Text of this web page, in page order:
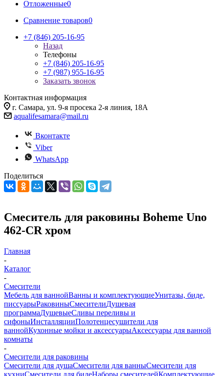
Отложенные0
Сравнение товаров0
+7 (846) 205-16-95
Назад
Телефоны
+7 (846) 205-16-95
+7 (987) 955-16-95
Заказать звонок
Контактная информация
г. Самара, ул. 9-я просека 2-я линия, 18А
aqualifesamara@mail.ru
Вконтакте
Viber
WhatsApp
Поделиться
Смеситель для раковины Boheme Uno
462-CR хром
Главная
-
Каталог
-
Смесители
Мебель для ваннойВанны и комплектующиеУнитазы, биде,
писсуарыРаковиныСмесителиДушевая
программаДушевыеСливы переливы и
сифоныИнсталляцииПолотенцесушители для
ваннойКухонные мойки и аксессуарыАксессуары для ванной
комнаты
-
Смесители для раковины
Смесители для душаСмесители для ванныСмесители для
кухниСмесители для бидеНаборы смесителейКомплектующие